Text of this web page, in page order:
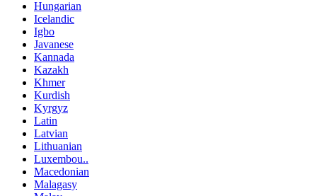
Hungarian
Icelandic
Igbo
Javanese
Kannada
Kazakh
Khmer
Kurdish
Kyrgyz
Latin
Latvian
Lithuanian
Luxembou..
Macedonian
Malagasy